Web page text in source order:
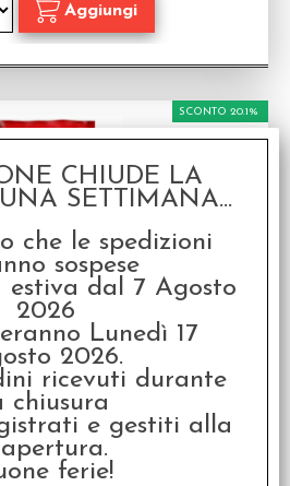
TCG - Universo
Portachiavi 3D e Carta
Serie 1 (1)
TCG - Portachiavi 3D e
promo
€ 6,99
SCONTO 20.1%
€ 5,59
CHIUDE LA
SETTIMANA...
che le spedizioni
sospese
estiva dal 7 Agosto
2026
Lunedì 17
2026.
ricevuti durante
chiusura
e gestiti alla
ferie!